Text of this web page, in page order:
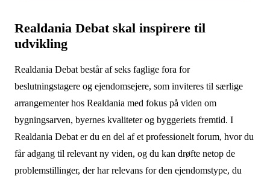
Realdania Debat skal inspirere til
udvikling
Realdania Debat består af seks faglige fora for
beslutningstagere og ejendomsejere, som inviteres til særlige
arrangementer hos Realdania med fokus på viden om
bygningsarven, byernes kvaliteter og byggeriets fremtid. I
Realdania Debat er du en del af et professionelt forum, hvor du
får adgang til relevant ny viden, og du kan drøfte netop de
problemstillinger, der har relevans for den ejendomstype, du